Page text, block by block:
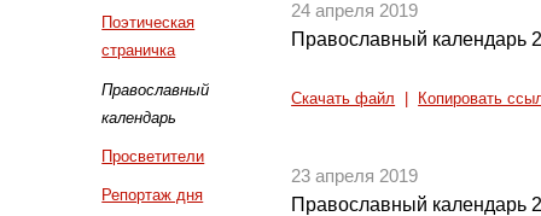
Поэтическая
страничка
Православный
календарь
Просветители
Репортаж дня
24 апреля 2019
Православный календарь
Скачать файл Копировать
23 апреля 2019
Православный календарь